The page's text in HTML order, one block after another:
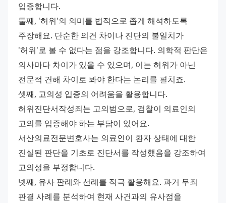
입증합니다.
둘째, '허위'의 의미를 법적으로 좁게 해석하도록
주장해요. 단순한 의견 차이나 진단의 불일치가
'허위'로 볼 수 없다는 점을 강조합니다. 의학적 판단은
의사마다 차이가 있을 수 있으며, 이는 허위가 아닌
전문적 견해 차이로 봐야 한다는 논리를 펼치죠.
셋째, 고의성 입증의 어려움을 활용합니다.
허위진단서작성죄는 고의범으로, 검찰이 의료인의
고의를 입증해야 하는 부담이 있어요.
서산의료전문변호사는 의료인이 환자 상태에 대한
진실된 판단을 기초로 진단서를 작성했음을 강조하여
고의성을 부정합니다.
넷째, 유사 판례와 선례를 적극 활용해요. 과거 무죄
판결 사례를 분석하여 현재 사건과의 유사점을